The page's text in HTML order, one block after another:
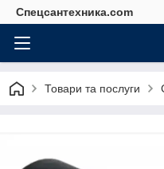
Спецсантехника.com
Товари та послуги